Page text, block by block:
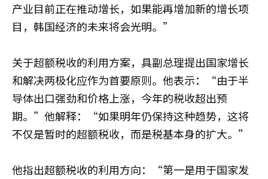
产业目前正在推动增长，如果能再增加新的增长项
目，韩国经济的未来将会光明。”
关于超额税收的利用方案，具副总理提出国家增长
和解决两极化应作为首要原则。他表示：“由于半
导体出口强劲和价格上涨，今年的税收超出预
期。”他解释：“如果明年仍保持这种趋势，这将
不仅是暂时的超额税收，而是税基本身的扩大。”
他指出超额税收的利用方向：“第一是用于国家发